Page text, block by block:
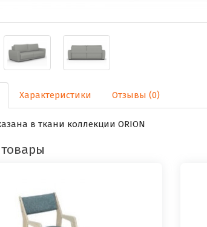
Характеристики Отзывы (0)
в ткани коллекции ORION